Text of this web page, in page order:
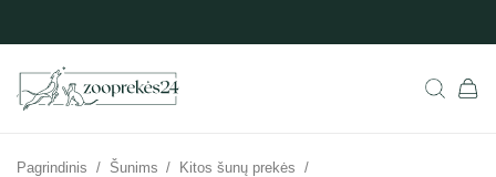
Pagrindinis / Šunims / Kitos šunų prekės /